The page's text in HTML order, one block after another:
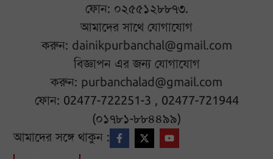
ফোন: ০২৫৫১২৮৮৭৩.
আমাদের সাথে যোগাযোগ
করুন: dainikpurbanchal@gmail.com
বিজ্ঞাপন এর জন্য যোগাযোগ
করুন: purbanchalad@gmail.com
ফোন: 02477-722251-3 , 02477-721944
(০১৭৮১-৮৮৪৪৯৯)
আমাদের সঙ্গে থাকুন :